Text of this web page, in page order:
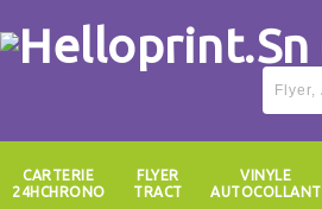
CARTERIE
24HCHRONO
FLYER
TRACT
VINYLE
AUTOCOLLANT